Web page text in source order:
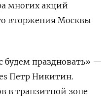
многих акций
вторжения Москвы
будем праздновать» —
Петр Никитин.
в транзитной зоне